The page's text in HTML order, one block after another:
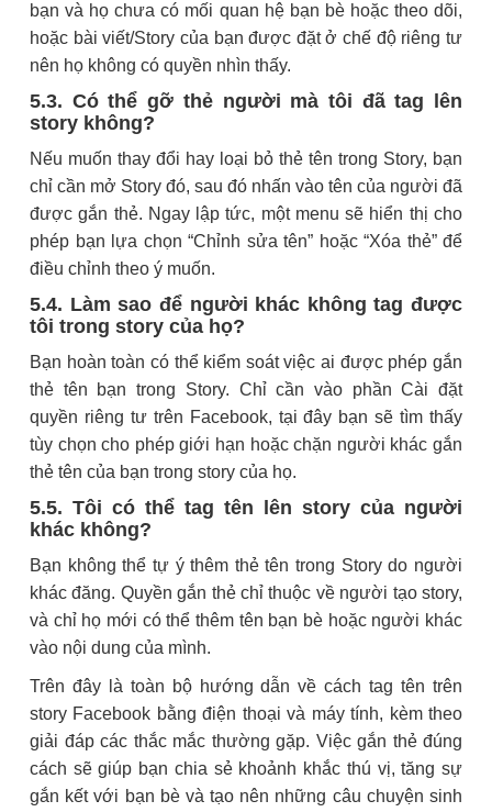
bạn và họ chưa có mối quan hệ bạn bè hoặc theo dõi,
hoặc bài viết/Story của bạn được đặt ở chế độ riêng tư
nên họ không có quyền nhìn thấy.
5.3. Có thể gỡ thẻ người mà tôi đã tag lên
story không?
Nếu muốn thay đổi hay loại bỏ thẻ tên trong Story, bạn
chỉ cần mở Story đó, sau đó nhấn vào tên của người đã
được gắn thẻ. Ngay lập tức, một menu sẽ hiển thị cho
phép bạn lựa chọn “Chỉnh sửa tên” hoặc “Xóa thẻ” để
điều chỉnh theo ý muốn.
5.4. Làm sao để người khác không tag được
tôi trong story của họ?
Bạn hoàn toàn có thể kiểm soát việc ai được phép gắn
thẻ tên bạn trong Story. Chỉ cần vào phần Cài đặt
quyền riêng tư trên Facebook, tại đây bạn sẽ tìm thấy
tùy chọn cho phép giới hạn hoặc chặn người khác gắn
thẻ tên của bạn trong story của họ.
5.5. Tôi có thể tag tên lên story của người
khác không?
Bạn không thể tự ý thêm thẻ tên trong Story do người
khác đăng. Quyền gắn thẻ chỉ thuộc về người tạo story,
và chỉ họ mới có thể thêm tên bạn bè hoặc người khác
vào nội dung của mình.
Trên đây là toàn bộ hướng dẫn về cách tag tên trên
story Facebook bằng điện thoại và máy tính, kèm theo
giải đáp các thắc mắc thường gặp. Việc gắn thẻ đúng
cách sẽ giúp bạn chia sẻ khoảnh khắc thú vị, tăng sự
gắn kết với bạn bè và tạo nên những câu chuyện sinh